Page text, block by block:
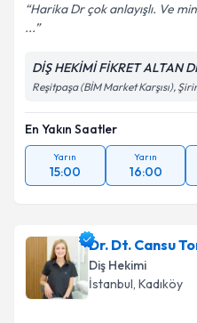
Harika Dr çok anlayışlı. Ve
...
DİŞ HEKİMİ FİKRET ALTAN
Reşitpaşa (BİM Market Karşısı),
En Yakın Saatler
Yarın
15:00
Yarın
16:00
Dr. Dt. Cansu
Diş Hekimi
İstanbul, Kadıköy